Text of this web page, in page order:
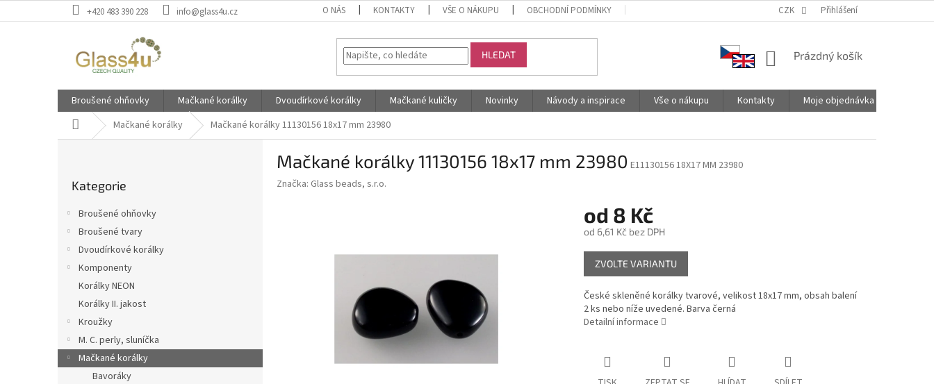
na
+420 483 390 228 info@glass4u.cz O NÁS KONTAKTY VŠE O NÁKUPU OBCHODNÍ PODMÍNKY PODMÍNKY OCHRANY OSOBNÍCH ÚDAJŮ SPOLUPRACUJEME
CZK Přihlášení
HLEDAT
NÁKUPNÍ
Prázdný košík
Broušené ohňovky Mačkané korálky Dvoudírkové korálky Mačkané kuličky Novinky Návody a inspirace Vše o nákupu Kontakty
Moje objednávka
Domů Mačkané korálky Mačkané korálky 11130156 18x17 mm 23980
l
kategorie
Kategorie
Broušené ohňovky
Broušené tvary
Dvoudírkové korálky
Komponenty
Korálky NEON
Korálky II. jakost
Kroužky
M. C. perly, sluníčka
Mačkané korálky
Bavoráky
Mačkané korálky 11130156 18x17 mm 23980 E11130156 18X17 MM 23980
Značka: Glass beads, s.r.o.
od 8 Kč
od 6,61 Kčbez DPH
Měrná
cena:
ZVOLTE VARIANTU
České skleněné korálky tvarové, velikost 18x17 mm, obsah balení
2 ks nebo níže uvedené. Barva černá
Detailní informace